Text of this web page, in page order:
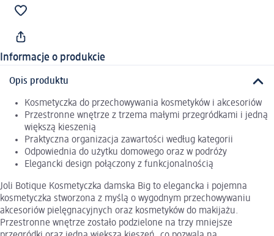
Informacje o produkcie
Opis produktu
Kosmetyczka do przechowywania kosmetyków i akcesoriów
Przestronne wnętrze z trzema małymi przegródkami i jedną
większą kieszenią
Praktyczna organizacja zawartości według kategorii
Odpowiednia do użytku domowego oraz w podróży
Elegancki design połączony z funkcjonalnością
Joli Botique Kosmetyczka damska Big to elegancka i pojemna
kosmetyczka stworzona z myślą o wygodnym przechowywaniu
akcesoriów pielęgnacyjnych oraz kosmetyków do makijażu.
Przestronne wnętrze zostało podzielone na trzy mniejsze